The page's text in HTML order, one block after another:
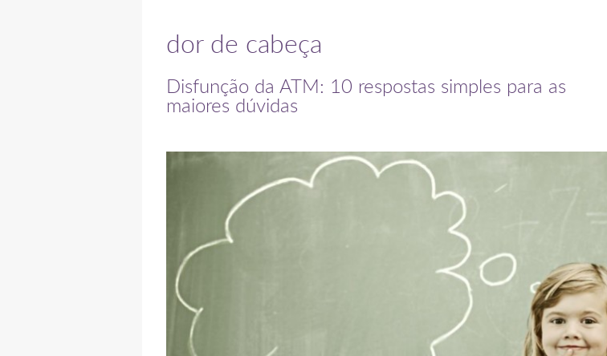
dor de cabeça
Disfunção da ATM: 10 respostas simples para as
maiores dúvidas